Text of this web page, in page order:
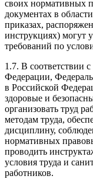
своих нормативных
документах в
приказах,
инструкциях) могут
требований по
1.7. В соответствии
Федерации,
в Российской
здоровые и
организовать труд
методам труда,
дисциплину,
нормативных
проводить
условия труда и
работников.